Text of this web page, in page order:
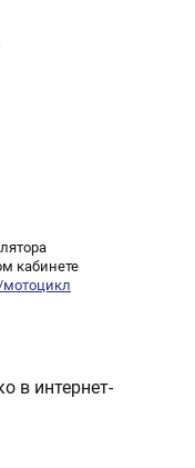
кабинете
мотоцикл
в интернет-